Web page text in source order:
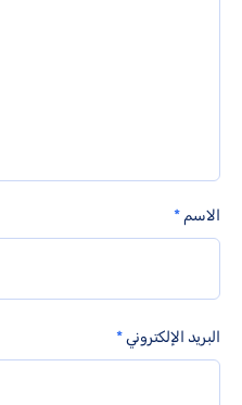
الاسم *
البريد الإلكتروني*